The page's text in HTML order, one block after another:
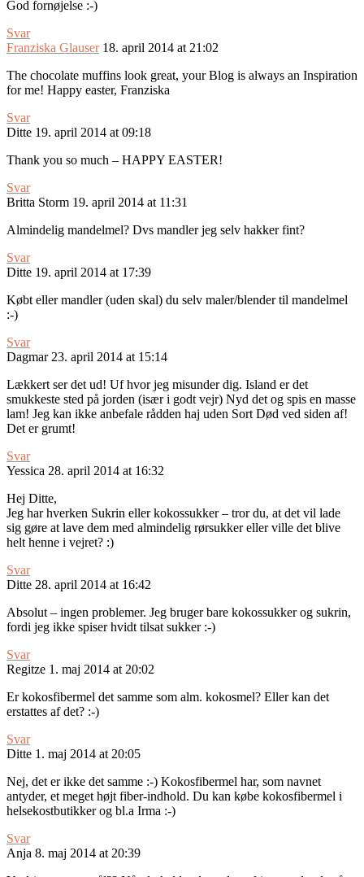
God fornøjelse :-)
Svar
Franziska Glauser 18. april 2014 at 21:02
The chocolate muffins look great, your Blog is always an Inspiration
for me! Happy easter, Franziska
Svar
Ditte 19. april 2014 at 09:18
Thank you so much – HAPPY EASTER!
Svar
Britta Storm 19. april 2014 at 11:31
Almindelig mandelmel? Dvs mandler jeg selv hakker fint?
Svar
Ditte 19. april 2014 at 17:39
Købt eller mandler (uden skal) du selv maler/blender til mandelmel
:-)
Svar
Dagmar 23. april 2014 at 15:14
Lækkert ser det ud! Uf hvor jeg misunder dig. Island er det
smukkeste sted på jorden (især i godt vejr) Nyd det og spis en masse
lam! Jeg kan ikke anbefale rådden haj uden Sort Død ved siden af!
Det er grumt!
Svar
Yessica 28. april 2014 at 16:32
Hej Ditte,
Jeg har hverken Sukrin eller kokossukker – tror du, at det vil lade
sig gøre at lave dem med almindelig rørsukker eller ville det blive
helt henne i vejret? :)
Svar
Ditte 28. april 2014 at 16:42
Absolut – ingen problemer. Jeg bruger bare kokossukker og sukrin,
fordi jeg ikke spiser hvidt tilsat sukker :-)
Svar
Regitze 1. maj 2014 at 20:02
Er kokosfibermel det samme som alm. kokosmel? Eller kan det
erstattes af det? :-)
Svar
Ditte 1. maj 2014 at 20:05
Nej, det er ikke det samme :-) Kokosfibermel har, som navnet
antyder, et meget højt fiber-indhold. Du kan købe kokosfibermel i
helsekostbutikker og bl.a Irma :-)
Svar
Anja 8. maj 2014 at 20:39